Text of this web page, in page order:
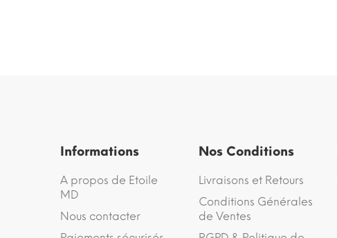
Informations
A propos de Etoile
MD
Nous contacter
Nos Conditions
Livraisons et Retours
Conditions Générales
de Ventes